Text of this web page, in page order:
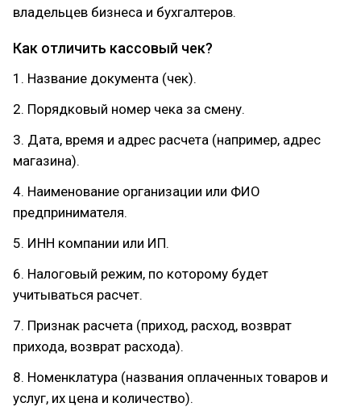
владельцев бизнеса и бухгалтеров.
Как отличить кассовый чек?
1. Название документа (чек).
2. Порядковый номер чека за смену.
3. Дата, время и адрес расчета (например, адрес
магазина).
4. Наименование организации или ФИО
предпринимателя.
5. ИНН компании или ИП.
6. Налоговый режим, по которому будет
учитываться расчет.
7. Признак расчета (приход, расход, возврат
прихода, возврат расхода).
8. Номенклатура (названия оплаченных товаров и
услуг, их цена и количество).